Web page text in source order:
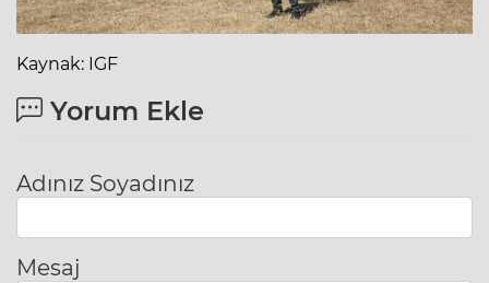
Kaynak: IGF
Yorum Ekle
Adınız Soyadınız
Mesaj